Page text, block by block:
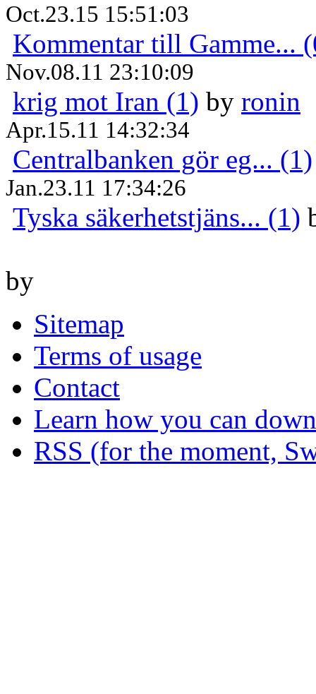
Oct.23.15 15:51:03
Kommentar till Gamme...
Nov.08.11 23:10:09
krig mot Iran (1) by ronin
Apr.15.11 14:32:34
Centralbanken gör eg... (1)
Jan.23.11 17:34:26
Tyska säkerhetstjäns... (1)
by
Sitemap
Terms of usage
Contact
Learn how you can
RSS (for the moment,